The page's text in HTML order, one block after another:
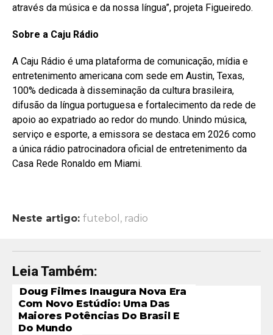
através da música e da nossa língua”, projeta Figueiredo.
Sobre a Caju Rádio
A Caju Rádio é uma plataforma de comunicação, mídia e
entretenimento americana com sede em Austin, Texas,
100% dedicada à disseminação da cultura brasileira,
difusão da língua portuguesa e fortalecimento da rede de
apoio ao expatriado ao redor do mundo. Unindo música,
serviço e esporte, a emissora se destaca em 2026 como
a única rádio patrocinadora oficial de entretenimento da
Casa Rede Ronaldo em Miami.
Neste artigo: futebol , radio
Leia Também:
Doug Filmes Inaugura Nova Era
Com Novo Estúdio: Uma Das
Maiores Potências Do Brasil E
Do Mundo